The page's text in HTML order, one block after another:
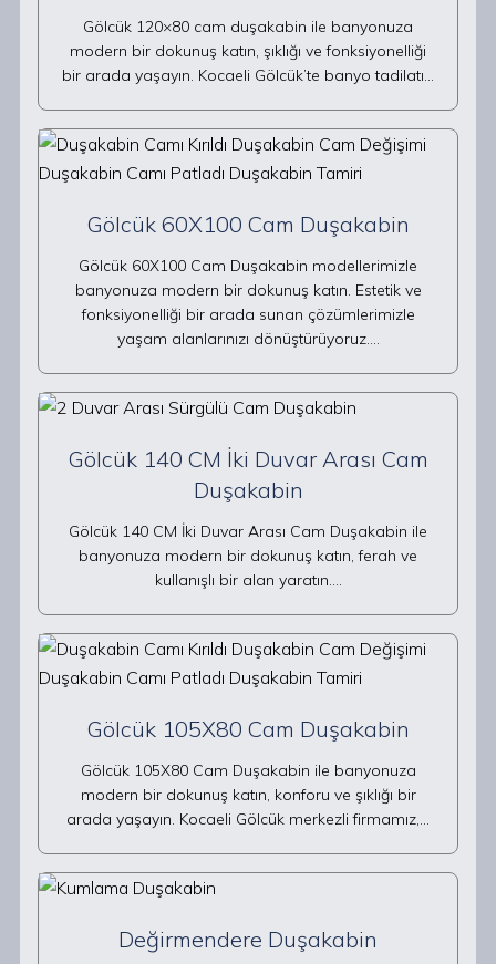
Gölcük 120×80 cam duşakabin ile banyonuza
modern bir dokunuş katın, şıklığı ve fonksiyonelliği
bir arada yaşayın. Kocaeli Gölcük’te banyo tadilatı…
Gölcük 60X100 Cam Duşakabin
Gölcük 60X100 Cam Duşakabin modellerimizle
banyonuza modern bir dokunuş katın. Estetik ve
fonksiyonelliği bir arada sunan çözümlerimizle
yaşam alanlarınızı dönüştürüyoruz.…
Gölcük 140 CM İki Duvar Arası Cam
Duşakabin
Gölcük 140 CM İki Duvar Arası Cam Duşakabin ile
banyonuza modern bir dokunuş katın, ferah ve
kullanışlı bir alan yaratın.…
Gölcük 105X80 Cam Duşakabin
Gölcük 105X80 Cam Duşakabin ile banyonuza
modern bir dokunuş katın, konforu ve şıklığı bir
arada yaşayın. Kocaeli Gölcük merkezli firmamız,…
Değirmendere Duşakabin